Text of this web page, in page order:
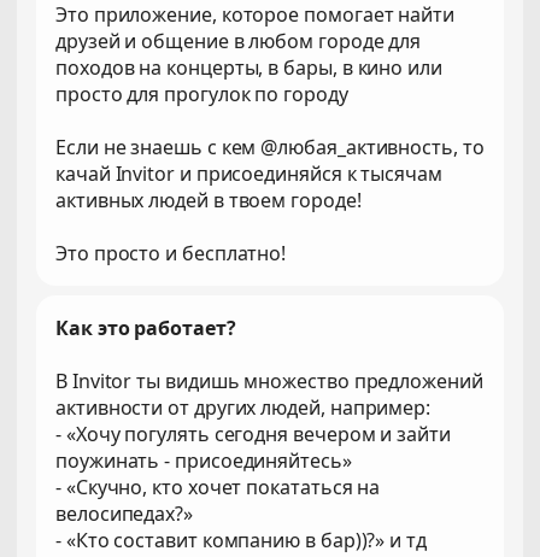
Это приложение, которое помогает найти
друзей и общение в любом городе для
походов на концерты, в бары, в кино или
просто для прогулок по городу
Если не знаешь с кем @любая_активность, то
качай Invitor и присоединяйся к тысячам
активных людей в твоем городе!
Это просто и бесплатно!
Как это работает?
В Invitor ты видишь множество предложений
активности от других людей, например:
- «Хочу погулять сегодня вечером и зайти
поужинать - присоединяйтесь»
- «Скучно, кто хочет покататься на
велосипедах?»
- «Кто составит компанию в бар))?» и тд